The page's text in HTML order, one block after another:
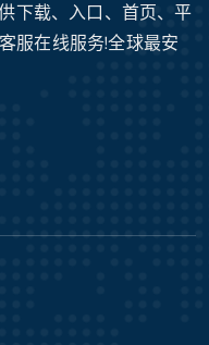
下载、入口、首页、平
服在线服务!全球最安